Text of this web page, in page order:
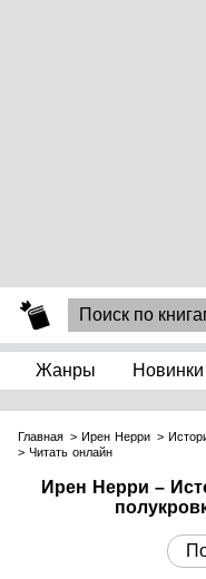
Жанры Новинки
Главная Ирен Нерри
Читать онлайн
Ирен Нерри –